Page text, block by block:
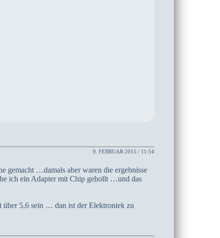
9. FEBRUAR 2015 / 11:54
gemacht …damals aber waren die ergebnisse
ich ein Adapter mit Chip gehollt …und das
über 5,6 sein … dan ist der Elektroniek zu